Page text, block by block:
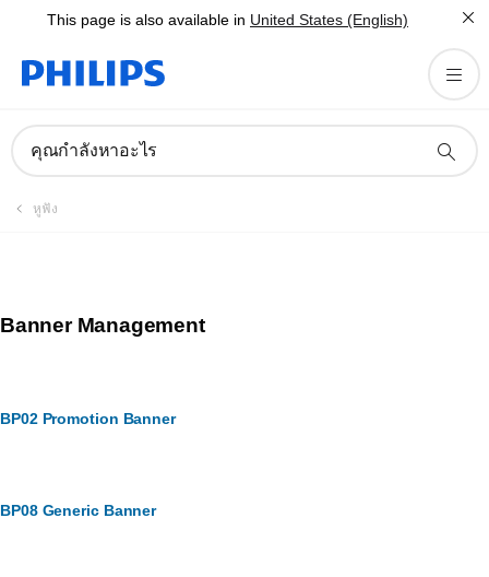
This page is also available in United States (English)
คุณกำลังหาอะไร
หูฟัง
Banner Management
BP02 Promotion Banner
BP08 Generic Banner